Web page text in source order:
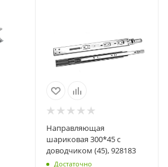
Направляющая
шариковая 300*45 с
доводчиком (45), 928183
Достаточно